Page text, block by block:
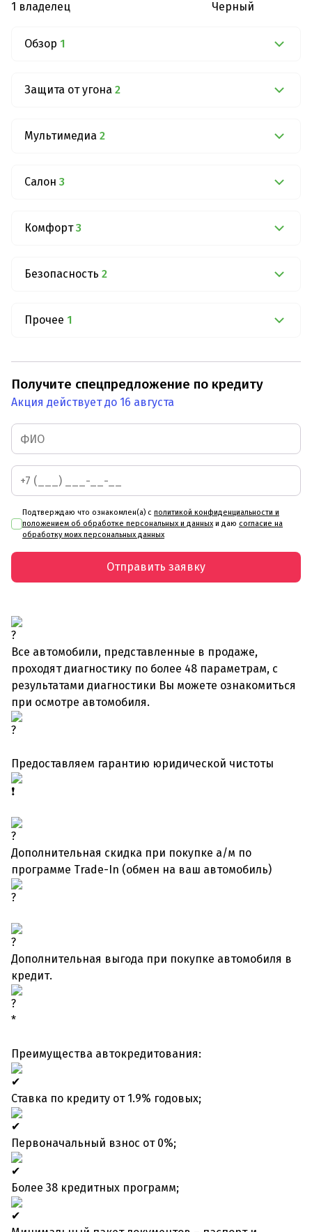
1 владелец Черный
Обзор 1
Защита от угона 2
Мультимедиа 2
Салон 3
Комфорт 3
Безопасность 2
Прочее 1
Получите спецпредложение по кредиту
Акция действует до 16 августа
Подтверждаю что ознакомлен(а) с политикой конфиденциальности и
положением об обработке персональных и данных и даю согласие на
обработку моих персональных данных
Отправить заявку
Все автомобили, представленные в продаже,
проходят диагностику по более 48 параметрам, с
результатами диагностики Вы можете ознакомиться
при осмотре автомобиля.
Предоставляем гарантию юридической чистоты
Дополнительная скидка при покупке а/м по
программе Trade-In (обмен на ваш автомобиль)
Дополнительная выгода при покупке автомобиля в
кредит.
*
Преимущества автокредитования:
Ставка по кредиту от 1.9% годовых;
Первоначальный взнос от 0%;
Более 38 кредитных программ;